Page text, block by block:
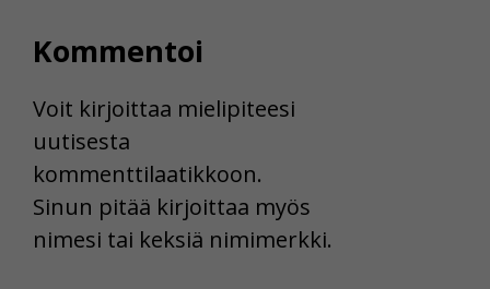
Kommentoi
Voit kirjoittaa mielipiteesi
uutisesta
kommenttilaatikkoon.
Sinun pitää kirjoittaa myös
nimesi tai keksiä nimimerkki.